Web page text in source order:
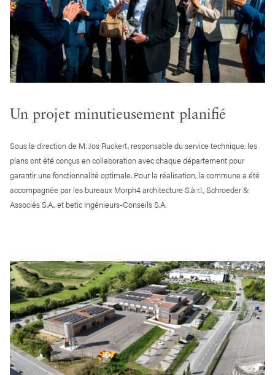
Un projet minutieusement planifié
Sous la direction de M. Jos Ruckert, responsable du service technique, les
plans ont été conçus en collaboration avec chaque département pour
garantir une fonctionnalité optimale. Pour la réalisation, la commune a été
accompagnée par les bureaux Morph4 architecture S.à r.l., Schroeder &
Associés S.A., et betic Ingénieurs-Conseils S.A.